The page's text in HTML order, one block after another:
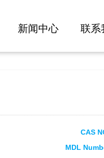
新闻中心 联系
CAS
MDL